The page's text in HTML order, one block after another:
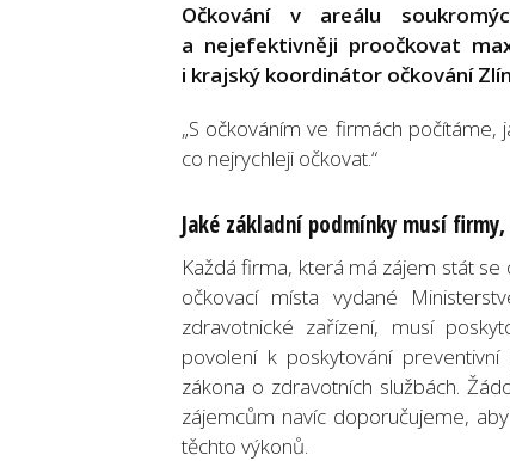
Očkování v areálu
a nejefektivněji proočkovat
i krajský koordinátor očkování
„S očkováním ve firmách
co nejrychleji očkovat.“
Jaké základní podmínky musí
Každá firma, která má zájem stát
očkovací místa vydané
zdravotnické zařízení, musí
povolení k poskytování
zákona o zdravotních službách.
zájemcům navíc doporučujeme,
těchto výkonů.